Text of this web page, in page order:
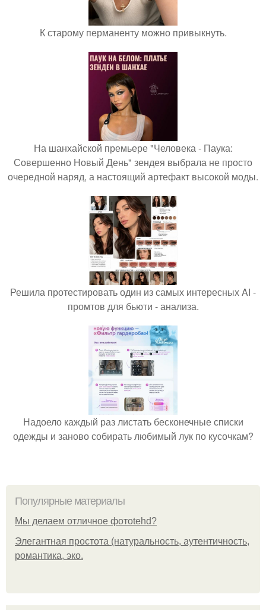
К старому перманенту можно привыкнуть.
На шанхайской премьере "Человека - Паука:
Совершенно Новый День" зендея выбрала не просто
очередной наряд, а настоящий артефакт высокой моды.
Решила протестировать один из самых интересных AI -
промтов для бьюти - анализа.
Надоело каждый раз листать бесконечные списки
одежды и заново собирать любимый лук по кусочкам?
Популярные материалы
Мы делаем отличное фотоtehd?
Элегантная простота (натуральность, аутентичность,
романтика, эко.